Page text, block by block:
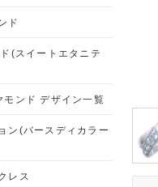
ド
(スイートエタニテ
モンド デザイン一覧
ン(バースディカラー
レス